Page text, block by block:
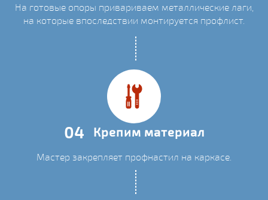
На готовые опоры привариваем металлические лаги,
на которые впоследствии монтируется профлист.
04 Крепим материал
Мастер закрепляет профнастил на каркасе.